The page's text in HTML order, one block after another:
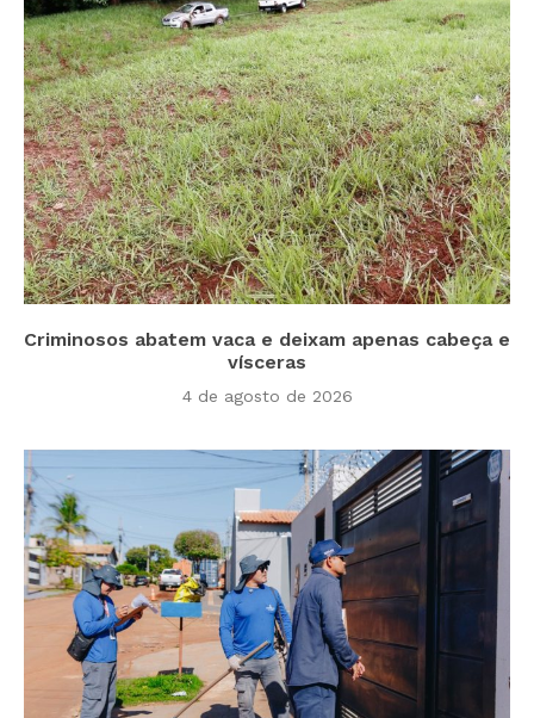
Criminosos abatem vaca e deixam apenas cabeça e
vísceras
4 de agosto de 2026